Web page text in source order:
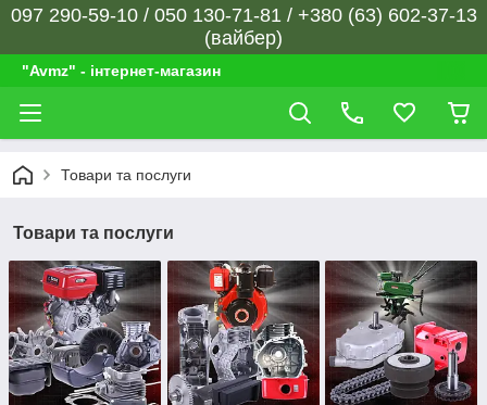
097 290-59-10 / 050 130-71-81 / +380 (63) 602-37-13
(вайбер)
"Avmz" - інтернет-магазин
Товари та послуги
Товари та послуги